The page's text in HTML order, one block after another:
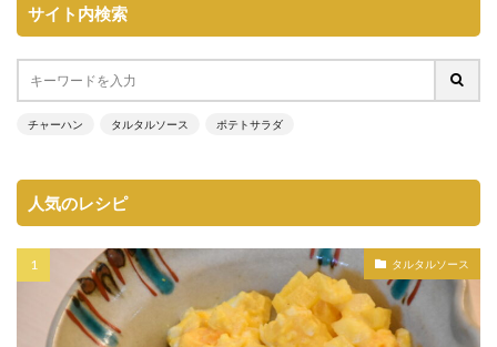
サイト内検索
チャーハン タルタルソース ポテトサラダ
人気のレシピ
タルタルソース